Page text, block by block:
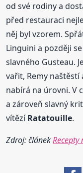
od své rodiny a
před restauraci
něj byl vzorem.
Linguini a později
slavného Gusteau.
vařit, Remy naštěstí
nabírá na úrovni. V
a zároveň slavný
vítězíRatatouille.
Zdroj: článek